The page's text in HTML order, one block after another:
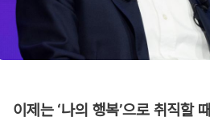
이제는 ‘나의 행복’으로 취직할 때